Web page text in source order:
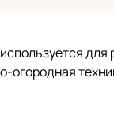
для
огородная